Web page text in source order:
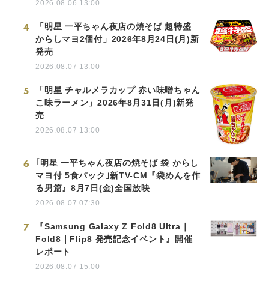
2026.08.06 13:00
4
「明星 一平ちゃん夜店の焼そば 超特盛
からしマヨ2個付」2026年8月24日(月)新
発売
2026.08.07 13:00
5
「明星 チャルメラカップ 赤い味噌ちゃん
こ味ラーメン」2026年8月31日(月)新発
売
2026.08.07 13:00
6
｢明星 一平ちゃん夜店の焼そば 袋 からし
マヨ付 5食パック｣新TV-CM『袋めんを作
る男篇』8月7日(金)全国放映
2026.08.07 07:30
7
『Samsung Galaxy Z Fold8 Ultra｜
Fold8｜Flip8 発売記念イベント』開催
レポート
2026.08.07 15:00